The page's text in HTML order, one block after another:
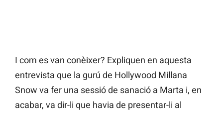
I com es van conèixer? Expliquen en aquesta
entrevista que la gurú de Hollywood Millana
Snow va fer una sessió de sanació a Marta i, en
acabar, va dir-li que havia de presentar-li al